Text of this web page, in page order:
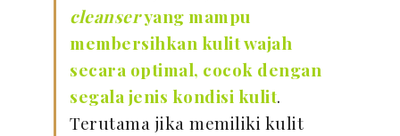
cleanseryang mampu
membersihkan kulit wajah
secara optimal, cocok dengan
segala jenis kondisi kulit.
Terutama jika memiliki kulit